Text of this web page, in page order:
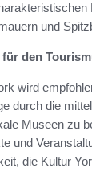
und
den
wird
durch die
Museen zu
und
die Kultur